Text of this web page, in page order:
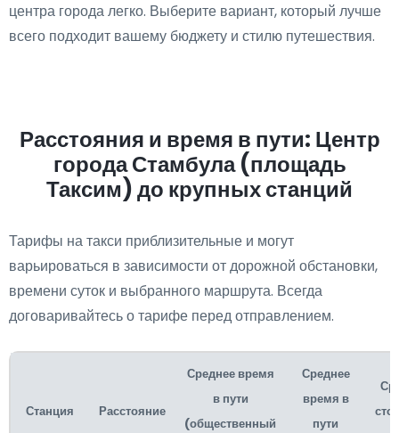
центра города легко. Выберите вариант, который лучше
всего подходит вашему бюджету и стилю путешествия.
Расстояния и время в пути: Центр
города Стамбула (площадь
Таксим) до крупных станций
Тарифы на такси приблизительные и могут
варьироваться в зависимости от дорожной обстановки,
времени суток и выбранного маршрута. Всегда
договаривайтесь о тарифе перед отправлением.
Станция Расстояние
Среднее время
в пути
(общественный
Среднее
время в
пути